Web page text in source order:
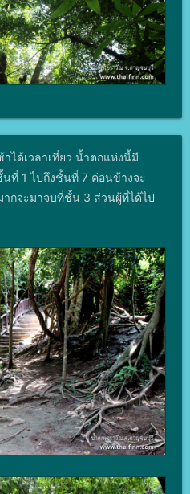
ได้เวลาเที่ยว น้ำตกแห่งนี้มี
ที่ 1 ไปถึงชั้นที่ 7 ค่อนข้างจะ
ากจะมาจบที่ชั้น 3 ส่วนผู้ที่ได้ไป